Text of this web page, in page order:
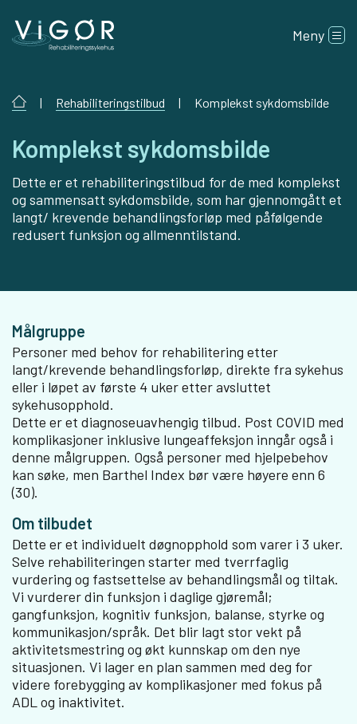
Meny
| Rehabiliteringstilbud | Komplekst sykdomsbilde
Komplekst sykdomsbilde
Dette er et rehabiliteringstilbud for de med komplekst
og sammensatt sykdomsbilde, som har gjennomgått et
langt/ krevende behandlingsforløp med påfølgende
redusert funksjon og allmenntilstand.
Målgruppe
Personer med behov for rehabilitering etter
langt/krevende behandlingsforløp, direkte fra sykehus
eller i løpet av første 4 uker etter avsluttet
sykehusopphold.
Dette er et diagnoseuavhengig tilbud. Post COVID med
komplikasjoner inklusive lungeaffeksjon inngår også i
denne målgruppen. Også personer med hjelpebehov
kan søke, men Barthel Index bør være høyere enn 6
(30).
Om tilbudet
Dette er et individuelt døgnopphold som varer i 3 uker.
Selve rehabiliteringen starter med tverrfaglig
vurdering og fastsettelse av behandlingsmål og tiltak.
Vi vurderer din funksjon i daglige gjøremål;
gangfunksjon, kognitiv funksjon, balanse, styrke og
kommunikasjon/språk. Det blir lagt stor vekt på
aktivitetsmestring og økt kunnskap om den nye
situasjonen. Vi lager en plan sammen med deg for
videre forebygging av komplikasjoner med fokus på
ADL og inaktivitet.